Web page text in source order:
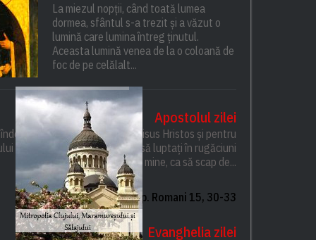
La miezul nopții, când toată lumea
dormea, sfântul s-a trezit și a văzut o
lumină care lumina întreg ținutul.
Aceasta lumină venea de la o coloană de
foc de pe celălalt...
Apostolul zilei
pentru Domnul nostru Iisus Hristos și pentru
Sfânt, ca împreună cu mine, să luptați în rugăciuni
către Dumnezeu pentru mine, ca să scap de...
Ap. Romani 15, 30-33
Evanghelia zilei